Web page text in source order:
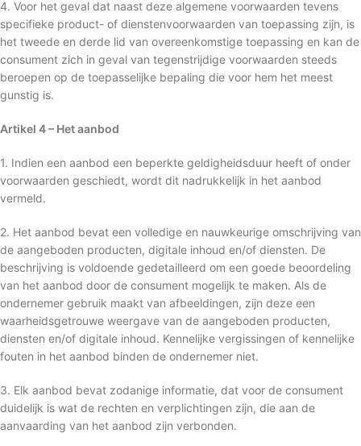
4. Voor het geval dat naast deze algemene voorwaarden tevens
specifieke product- of dienstenvoorwaarden van toepassing zijn, is
het tweede en derde lid van overeenkomstige toepassing en kan de
consument zich in geval van tegenstrijdige voorwaarden steeds
beroepen op de toepasselijke bepaling die voor hem het meest
gunstig is.
Artikel 4 – Het aanbod
1. Indien een aanbod een beperkte geldigheidsduur heeft of onder
voorwaarden geschiedt, wordt dit nadrukkelijk in het aanbod
vermeld.
2. Het aanbod bevat een volledige en nauwkeurige omschrijving van
de aangeboden producten, digitale inhoud en/of diensten. De
beschrijving is voldoende gedetailleerd om een goede beoordeling
van het aanbod door de consument mogelijk te maken. Als de
ondernemer gebruik maakt van afbeeldingen, zijn deze een
waarheidsgetrouwe weergave van de aangeboden producten,
diensten en/of digitale inhoud. Kennelijke vergissingen of kennelijke
fouten in het aanbod binden de ondernemer niet.
3. Elk aanbod bevat zodanige informatie, dat voor de consument
duidelijk is wat de rechten en verplichtingen zijn, die aan de
aanvaarding van het aanbod zijn verbonden.